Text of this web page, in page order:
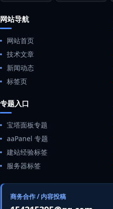
网站导航
网站首页
技术文章
新闻动态
标签页
专题入口
宝塔面板专题
aaPanel 专题
建站经验标签
服务器标签
商务合作 / 内容投稿